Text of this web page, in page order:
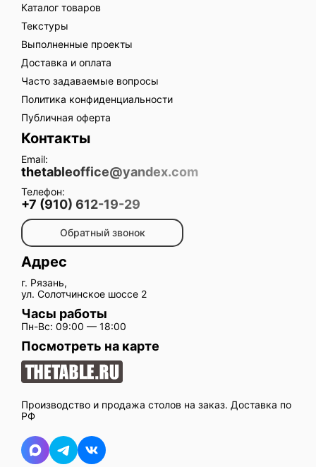
Производство и продажа столов на заказ. Доставка по
РФ
Каталог товаров
Текстуры
Выполненные проекты
Доставка и оплата
Часто задаваемые вопросы
Политика конфиденциальности
Публичная оферта
Контакты
Email:
thetableoffice@yandex.com
Телефон:
+7 (910) 612-19-29
Обратный звонок
Адрес
г. Рязань,
ул. Солотчинское шоссе 2
Часы работы
Пн-Вс: 09:00 — 18:00
Посмотреть на карте